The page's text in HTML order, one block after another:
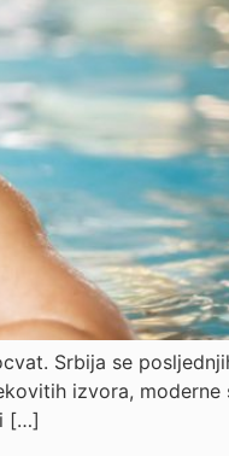
Srbija se
izvora, moderne
[…]